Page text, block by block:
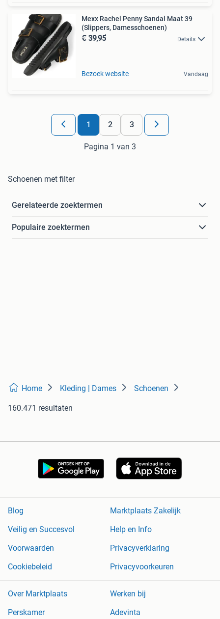
Mexx Rachel Penny Sandal Maat 39
(Slippers, Damesschoenen)
€ 39,95 Details
Bezoek website Vandaag
1 2 3
Pagina 1 van 3
Schoenen met filter
Gerelateerde zoektermen
Populaire zoektermen
Home Kleding | Dames Schoenen
160.471 resultaten
Blog
Marktplaats Zakelijk
Veilig en Succesvol
Help en Info
Voorwaarden
Privacyverklaring
Cookiebeleid
Privacyvoorkeuren
Over Marktplaats
Werken bij
Perskamer
Adevinta